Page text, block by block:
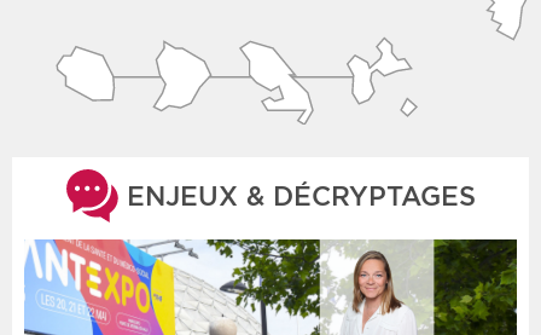
ENJEUX & DÉCRYPTAGES